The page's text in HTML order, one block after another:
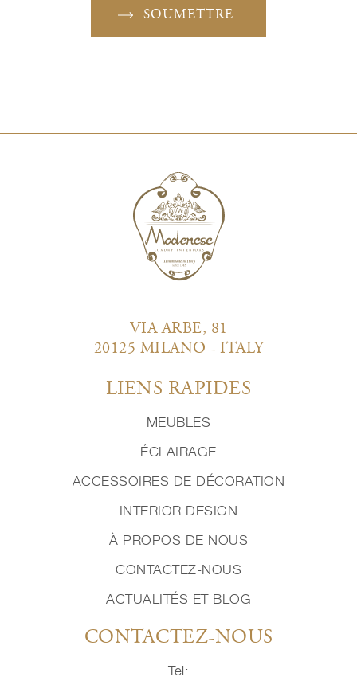
SOUMETTRE
VIA ARBE, 81
20125 MILANO - ITALY
LIENS RAPIDES
MEUBLES
ÉCLAIRAGE
ACCESSOIRES DE DÉCORATION
INTERIOR DESIGN
À PROPOS DE NOUS
CONTACTEZ-NOUS
ACTUALITÉS ET BLOG
CONTACTEZ-NOUS
Tel: